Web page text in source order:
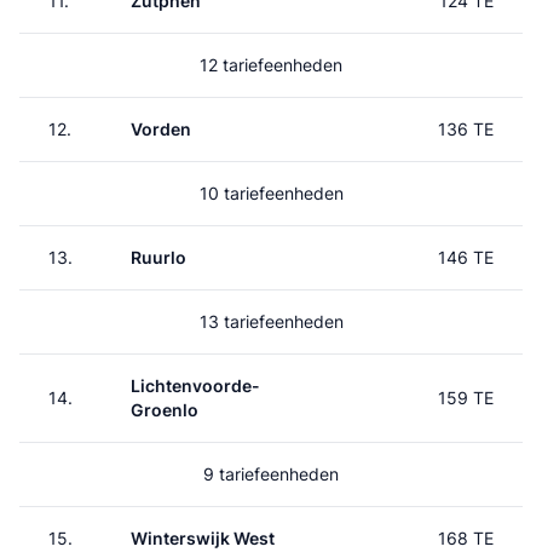
12 tariefeenheden
12. Vorden 136 TE
10 tariefeenheden
13. Ruurlo 146 TE
13 tariefeenheden
14.
Lichtenvoorde-
Groenlo
159 TE
9 tariefeenheden
15. Winterswijk West 168 TE